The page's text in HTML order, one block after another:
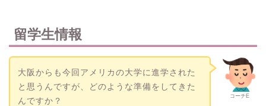
留学生情報
コーチE
大阪からも今回アメリカの大学に進学された
と思うんですが、どのような準備をしてきた
んですか？